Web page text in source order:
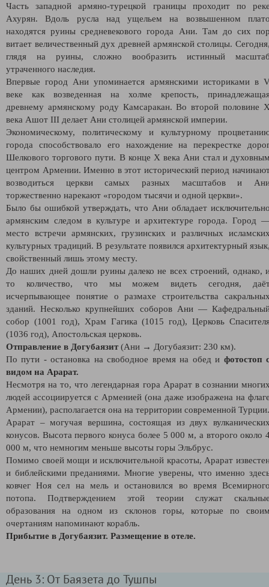
Часть западной армяно-турецкой границы проходит по
Ахурян. Вдоль русла над ущельем на возвышенном
находятся руины средневекового города Ани. Там до сих
витает величественный дух древней армянской столицы.
глядя на руины, сложно вообразить истинный
утраченного наследия.
Впервые город Ани упоминается армянскими историками в
веке как возведенная на холме крепость,
древнему армянскому роду Камсаракан. Во второй половине
века Ашот III делает Ани столицей армянской империи.
Экономическому, политическому и культурному
города способствовало его нахождение на перекрестке
Шелкового торгового пути. В конце X века Ани стал и
центром Армении. Именно в этот исторический период
возводиться церкви самых разных масштабов и
торжественно нарекают «городом тысячи и одной церкви».
Было бы ошибкой утверждать, что Ани обладает
армянским следом в культуре и архитектуре города. Город
место встречи армянских, грузинских и различных
культурных традиций. В результате появился архитектурный
свойственный лишь этому месту.
До наших дней дошли руины далеко не всех строений, однако,
то количество, что мы можем видеть сегодня,
исчерпывающее понятие о размахе строительства
зданий. Несколько крупнейших соборов Ани —
собор (1001 год), Храм Гагика (1015 год), Церковь
(1036 год), Апостольская церковь.
Отправление в Догубаязит(Ани → Догубаязит: 230 км).
По пути - остановка на свободное время на обед и фотостоп
видом на Арарат.
Несмотря на то, что легендарная гора Арарат в сознании
людей ассоциируется с Арменией (она даже изображена на
Армении), располагается она на территории современной Турции.
Арарат – могучая вершина, состоящая из двух
конусов. Высота первого конуса более 5 000 м, а второго около
000 м, что немногим меньше высоты горы Эльбрус.
Помимо своей мощи и исключительной красоты, Арарат
и библейскими преданиями. Многие уверены, что именно
ковчег Ноя сел на мель и остановился во время
потопа. Подтверждением этой теории служат
образования на одном из склонов горы, которые по
очертаниям напоминают корабль.
Прибытие в Догубаязит. Размещение в отеле.
День 3: От Баязета до Тушпы